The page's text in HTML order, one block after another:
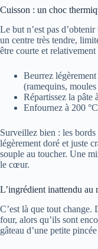
Cuisson : un choc
Le but n’est pas
un centre très tendre,
être courte et relativement
Beurrez
(ramequins,
Répartissez la pâte
Enfournez à 200
Surveillez bien : les
légèrement doré et juste
souple au toucher. Une
le cœur.
L’ingrédient inattendu au
C’est là que tout change.
four, alors qu’ils sont
gâteau d’une petite